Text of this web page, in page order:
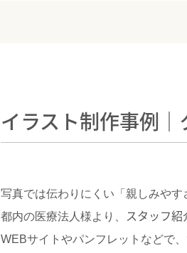
イラスト制作事例
写真では伝わりにくい「親しみや
都内の医療法人様より、
スタッフ紹
WEBサイトやパンフレットなどで、